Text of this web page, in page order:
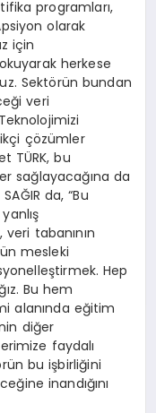
programları,
olarak
için
herkese
Sektörün bundan
veri
çözümler
TÜRK, bu
sağlayacağına da
da, “Bu
tabanının
mesleki
Hep
Bu hem
alanında eğitim
diğer
faydalı
bu işbirliğini
inandığını